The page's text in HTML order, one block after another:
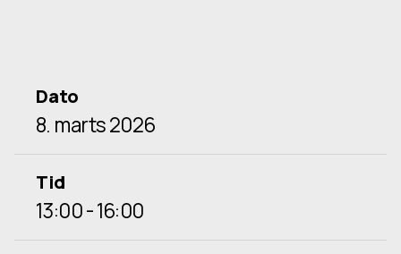
Dato
8. marts 2026
Tid
13:00 - 16:00